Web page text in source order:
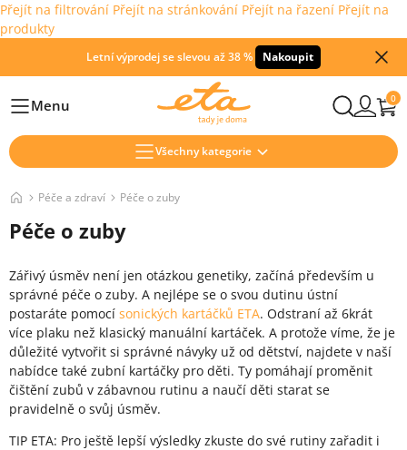
Přejít na filtrování Přejít na stránkování Přejít na řazení Přejít na
produkty
Letní výprodej se slevou až 38 % Nakoupit
HlavníMenu 0
Všechny kategorie
Péče a zdraví Péče o zuby
Péče o zuby
Zářivý úsměv není jen otázkou genetiky, začíná především u
správné péče o zuby. A nejlépe se o svou dutinu ústní
postaráte pomocí sonických kartáčků ETA. Odstraní až 6krát
více plaku než klasický manuální kartáček. A protože víme, že je
důležité vytvořit si správné návyky už od dětství, najdete v naší
nabídce také zubní kartáčky pro děti. Ty pomáhají proměnit
čištění zubů v zábavnou rutinu a naučí děti starat se
pravidelně o svůj úsměv.
TIP ETA: Pro ještě lepší výsledky zkuste do své rutiny zařadit i